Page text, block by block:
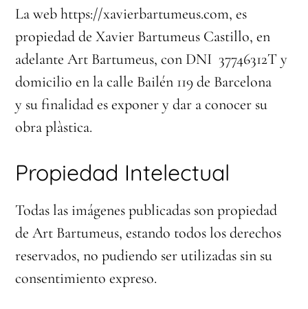
La web https://xavierbartumeus.com, es
propiedad de Xavier Bartumeus Castillo, en
adelante Art Bartumeus, con DNI 37746312T y
domicilio en la calle Bailén 119 de Barcelona
y su finalidad es exponer y dar a conocer su
obra plàstica.
Propiedad Intelectual
Todas las imágenes publicadas son propiedad
de Art Bartumeus, estando todos los derechos
reservados, no pudiendo ser utilizadas sin su
consentimiento expreso.